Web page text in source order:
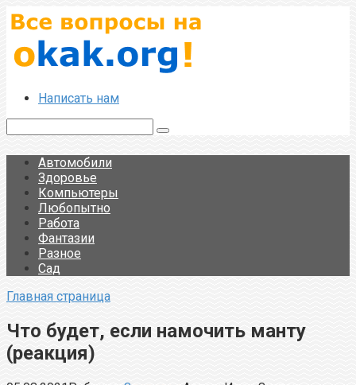
Перейти
к
контенту
Написать нам
Автомобили
Здоровье
Компьютеры
Любопытно
Работа
Фантазии
Разное
Сад
Главная страница
Что будет, если намочить манту
(реакция)